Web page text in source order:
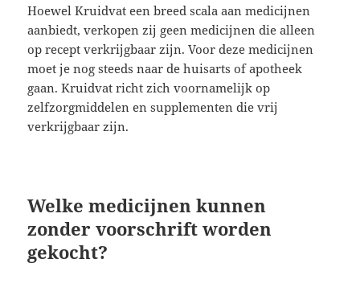
Hoewel Kruidvat een breed scala aan medicijnen
aanbiedt, verkopen zij geen medicijnen die alleen
op recept verkrijgbaar zijn. Voor deze medicijnen
moet je nog steeds naar de huisarts of apotheek
gaan. Kruidvat richt zich voornamelijk op
zelfzorgmiddelen en supplementen die vrij
verkrijgbaar zijn.
Welke medicijnen kunnen
zonder voorschrift worden
gekocht?